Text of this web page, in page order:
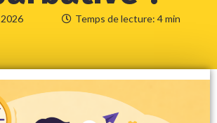
Temps de lecture: 4 min